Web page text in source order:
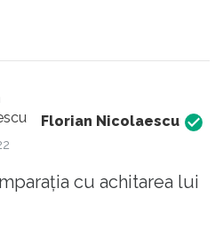
analfabet, anunță
oficial al Guvernului
susțin că Dragnea
încalcă Constituția.
democrației.
Florian Nicolaescu
cu achitarea lui